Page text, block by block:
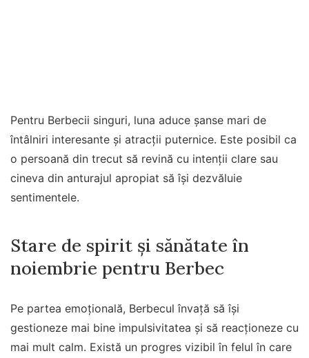
Pentru Berbecii singuri, luna aduce șanse mari de
întâlniri interesante și atracții puternice. Este posibil ca
o persoană din trecut să revină cu intenții clare sau
cineva din anturajul apropiat să își dezvăluie
sentimentele.
Stare de spirit și sănătate în
noiembrie pentru Berbec
Pe partea emoțională, Berbecul învață să își
gestioneze mai bine impulsivitatea și să reacționeze cu
mai mult calm. Există un progres vizibil în felul în care